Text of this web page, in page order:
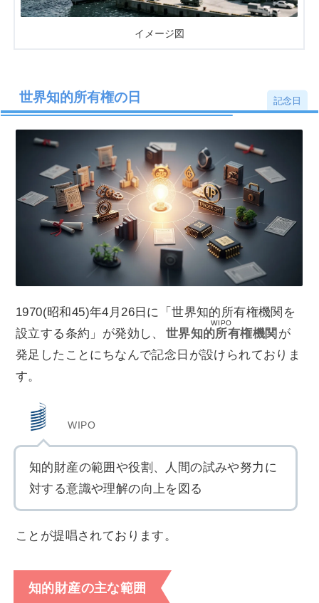
イメージ図
世界知的所有権の日 記念日
1970(昭和45)年4月26日に「世界知的所有権機関を
設立する条約」が発効し、
世界知的所有権機関
WIPO
が
発足したことにちなんで記念日が設けられておりま
す。
WIPO
知的財産の範囲や役割、人間の試みや努力に
対する意識や理解の向上を図る
ことが提唱されております。
知的財産の主な範囲